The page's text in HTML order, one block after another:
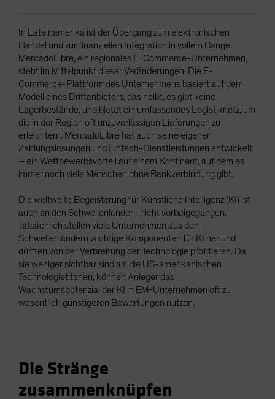
In Lateinamerika ist der Übergang zum elektronischen
Handel und zur finanziellen Integration in vollem Gange.
MercadoLibre, ein regionales E-Commerce-Unternehmen,
steht im Mittelpunkt dieser Veränderungen. Die E-
Commerce-Plattform des Unternehmens basiert auf dem
Modell eines Drittanbieters, das heißt, es gibt keine
Lagerbestände, und bietet ein umfassendes Logistiknetz, um
die in der Region oft unzuverlässigen Lieferungen zu
erleichtern. MercadoLibre hat auch seine eigenen
Zahlungslösungen und Fintech-Dienstleistungen entwickelt
– ein Wettbewerbsvorteil auf einem Kontinent, auf dem es
immer noch viele Menschen ohne Bankverbindung gibt.
Die weltweite Begeisterung für Künstliche Intelligenz (KI) ist
auch an den Schwellenländern nicht vorbeigegangen.
Tatsächlich stellen viele Unternehmen aus den
Schwellenländern wichtige Komponenten für KI her und
dürften von der Verbreitung der Technologie profitieren. Da
sie weniger sichtbar sind als die US-amerikanischen
Technologietitanen, können Anleger das
Wachstumspotenzial der KI in EM-Unternehmen oft zu
wesentlich günstigeren Bewertungen nutzen.
Die Stränge
zusammenknüpfen